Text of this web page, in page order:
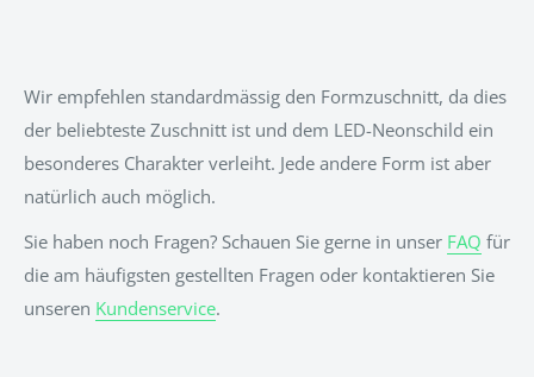
Wir empfehlen standardmässig den Formzuschnitt, da dies
der beliebteste Zuschnitt ist und dem LED-Neonschild ein
besonderes Charakter verleiht. Jede andere Form ist aber
natürlich auch möglich.
Sie haben noch Fragen? Schauen Sie gerne in unser FAQ für
die am häufigsten gestellten Fragen oder kontaktieren Sie
unseren Kundenservice.